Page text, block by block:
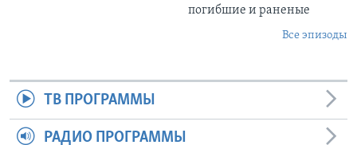
погибшие и раненые
Все эпизоды
ТВ ПРОГРАММЫ
РАДИО ПРОГРАММЫ